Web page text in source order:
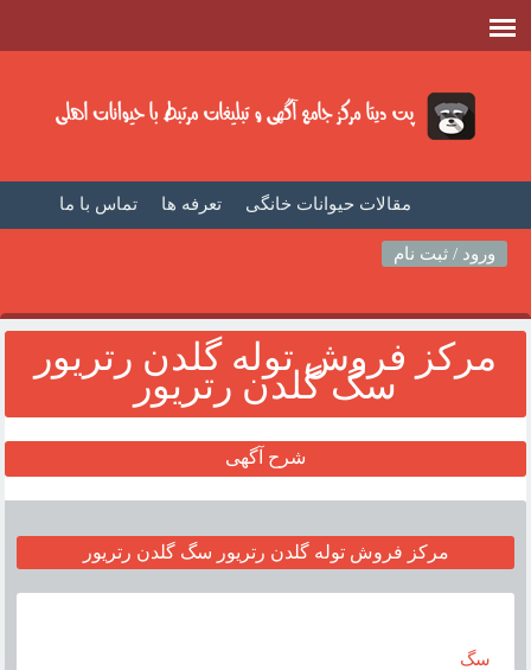
تماس با ما تعرفه ها مقالات حیوانات خانگی
صفحه اصلی
ورود / ثبت نام
مرکز فروش توله گلدن رتريور
سگ گلدن رتريور
شرح آگهی
مرکز فروش توله گلدن رتريور سگ گلدن رتريور
سگ